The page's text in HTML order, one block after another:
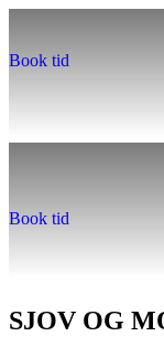
Book tid
Book tid
SJOV OG